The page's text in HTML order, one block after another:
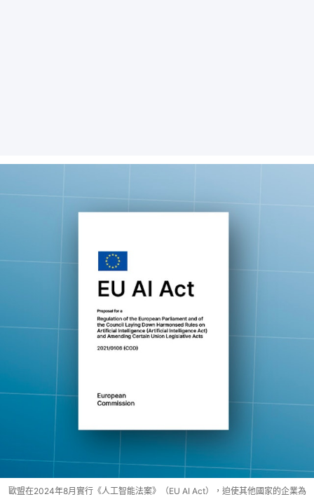
歐盟在2024年8月實行《人工智能法案》（EU AI Act），迫使其他國家的企業為